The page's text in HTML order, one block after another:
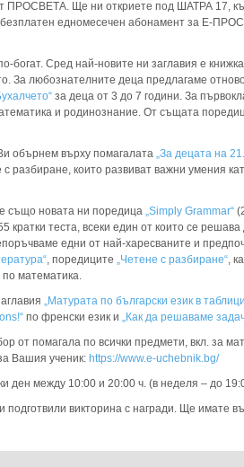
ПРОСВЕТА. Ще ни откриете под ШАТРА 17,
безплатен едномесечен абонамент за Е-
богат. Сред най-новите ни заглавия е
За любознателните деца предлагаме
за деца от 3 до 7 години. За
и родинознание. От същата
обърнем върху помагалата „За децата на 21.
разбиране, които развиват важни умения
също новата ни поредица „Simply Grammar“
кратки теста, всеки един от които се
едни от най-харесваните и
, поредиците „Четене с разбиране“,
по математика.
„Матурата по български език в
по френски език и „Как да решаваме
от помагала по всички предмети, вкл. за
Вашия ученик: https://www.e-uchebnik.bg/
ден между 10:00 и 20:00 ч. (в неделя – до
подготвили викторина с награди. Ще имате